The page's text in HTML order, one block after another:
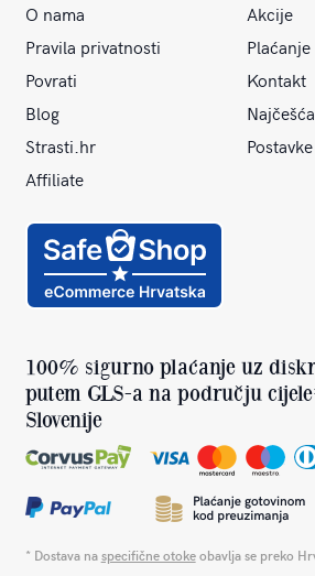
O nama
Akcije
Pravila privatnosti
Povrati
Kontakt
Blog
Strasti.hr
Affiliate
100% sigurno plaćanje uz
putem GLS-a na području
Slovenije
* Dostava naspecifične otokeobavlja se preko